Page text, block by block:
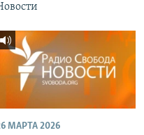
МАРТА 2026